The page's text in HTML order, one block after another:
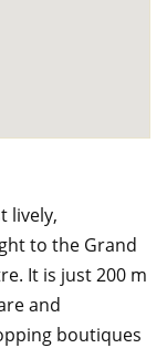
lively,
to the Grand
It is just 200 m
and
boutiques